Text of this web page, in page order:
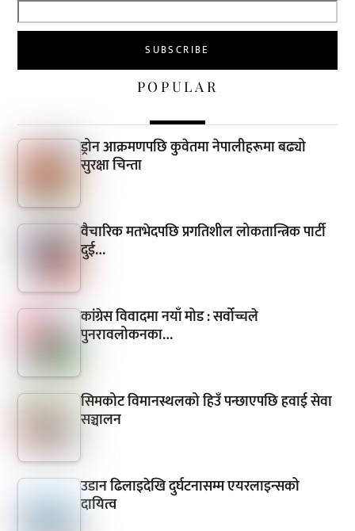
POPULAR
ड्रोन आक्रमणपछि कुवेतमा नेपालीहरूमा बढ्यो
सुरक्षा चिन्ता
वैचारिक मतभेदपछि प्रगतिशील लोकतान्त्रिक पार्टी
दुई…
कांग्रेस विवादमा नयाँ मोड : सर्वोच्चले
पुनरावलोकनका…
सिमकोट विमानस्थलको हिउँ पन्छाएपछि हवाई सेवा
सञ्चालन
उडान ढिलाइदेखि दुर्घटनासम्म एयरलाइन्सको
दायित्व